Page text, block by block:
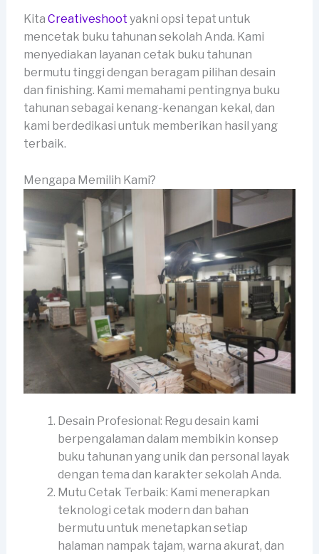
Kita Creativeshoot yakni opsi tepat untuk
mencetak buku tahunan sekolah Anda. Kami
menyediakan layanan cetak buku tahunan
bermutu tinggi dengan beragam pilihan desain
dan finishing. Kami memahami pentingnya buku
tahunan sebagai kenang-kenangan kekal, dan
kami berdedikasi untuk memberikan hasil yang
terbaik.
Mengapa Memilih Kami?
Desain Profesional: Regu desain kami
berpengalaman dalam membikin konsep
buku tahunan yang unik dan personal layak
dengan tema dan karakter sekolah Anda.
Mutu Cetak Terbaik: Kami menerapkan
teknologi cetak modern dan bahan
bermutu untuk menetapkan setiap
halaman nampak tajam, warna akurat, dan